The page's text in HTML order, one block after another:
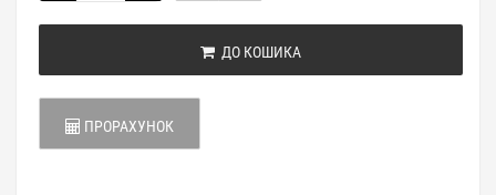
ДО КОШИКА
ПРОРАХУНОК